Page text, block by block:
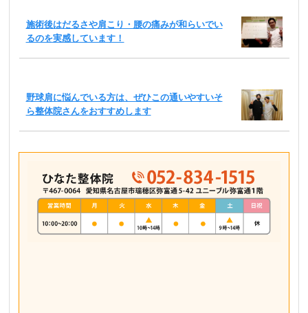
施術後はだるさや肩こり・腰の痛みが和らいでい
るのを実感しています！
野球肩に悩んでいる方は、ぜひこの通いやすいそ
ら整体院さんをおすすめします